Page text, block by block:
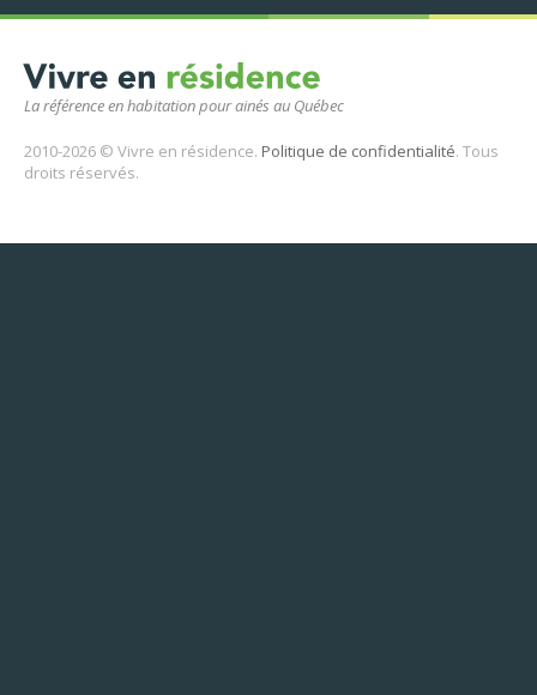
La référence en habitation pour ainés au Québec
2010-2026 © Vivre en résidence. Politique de confidentialité. Tous
droits réservés.